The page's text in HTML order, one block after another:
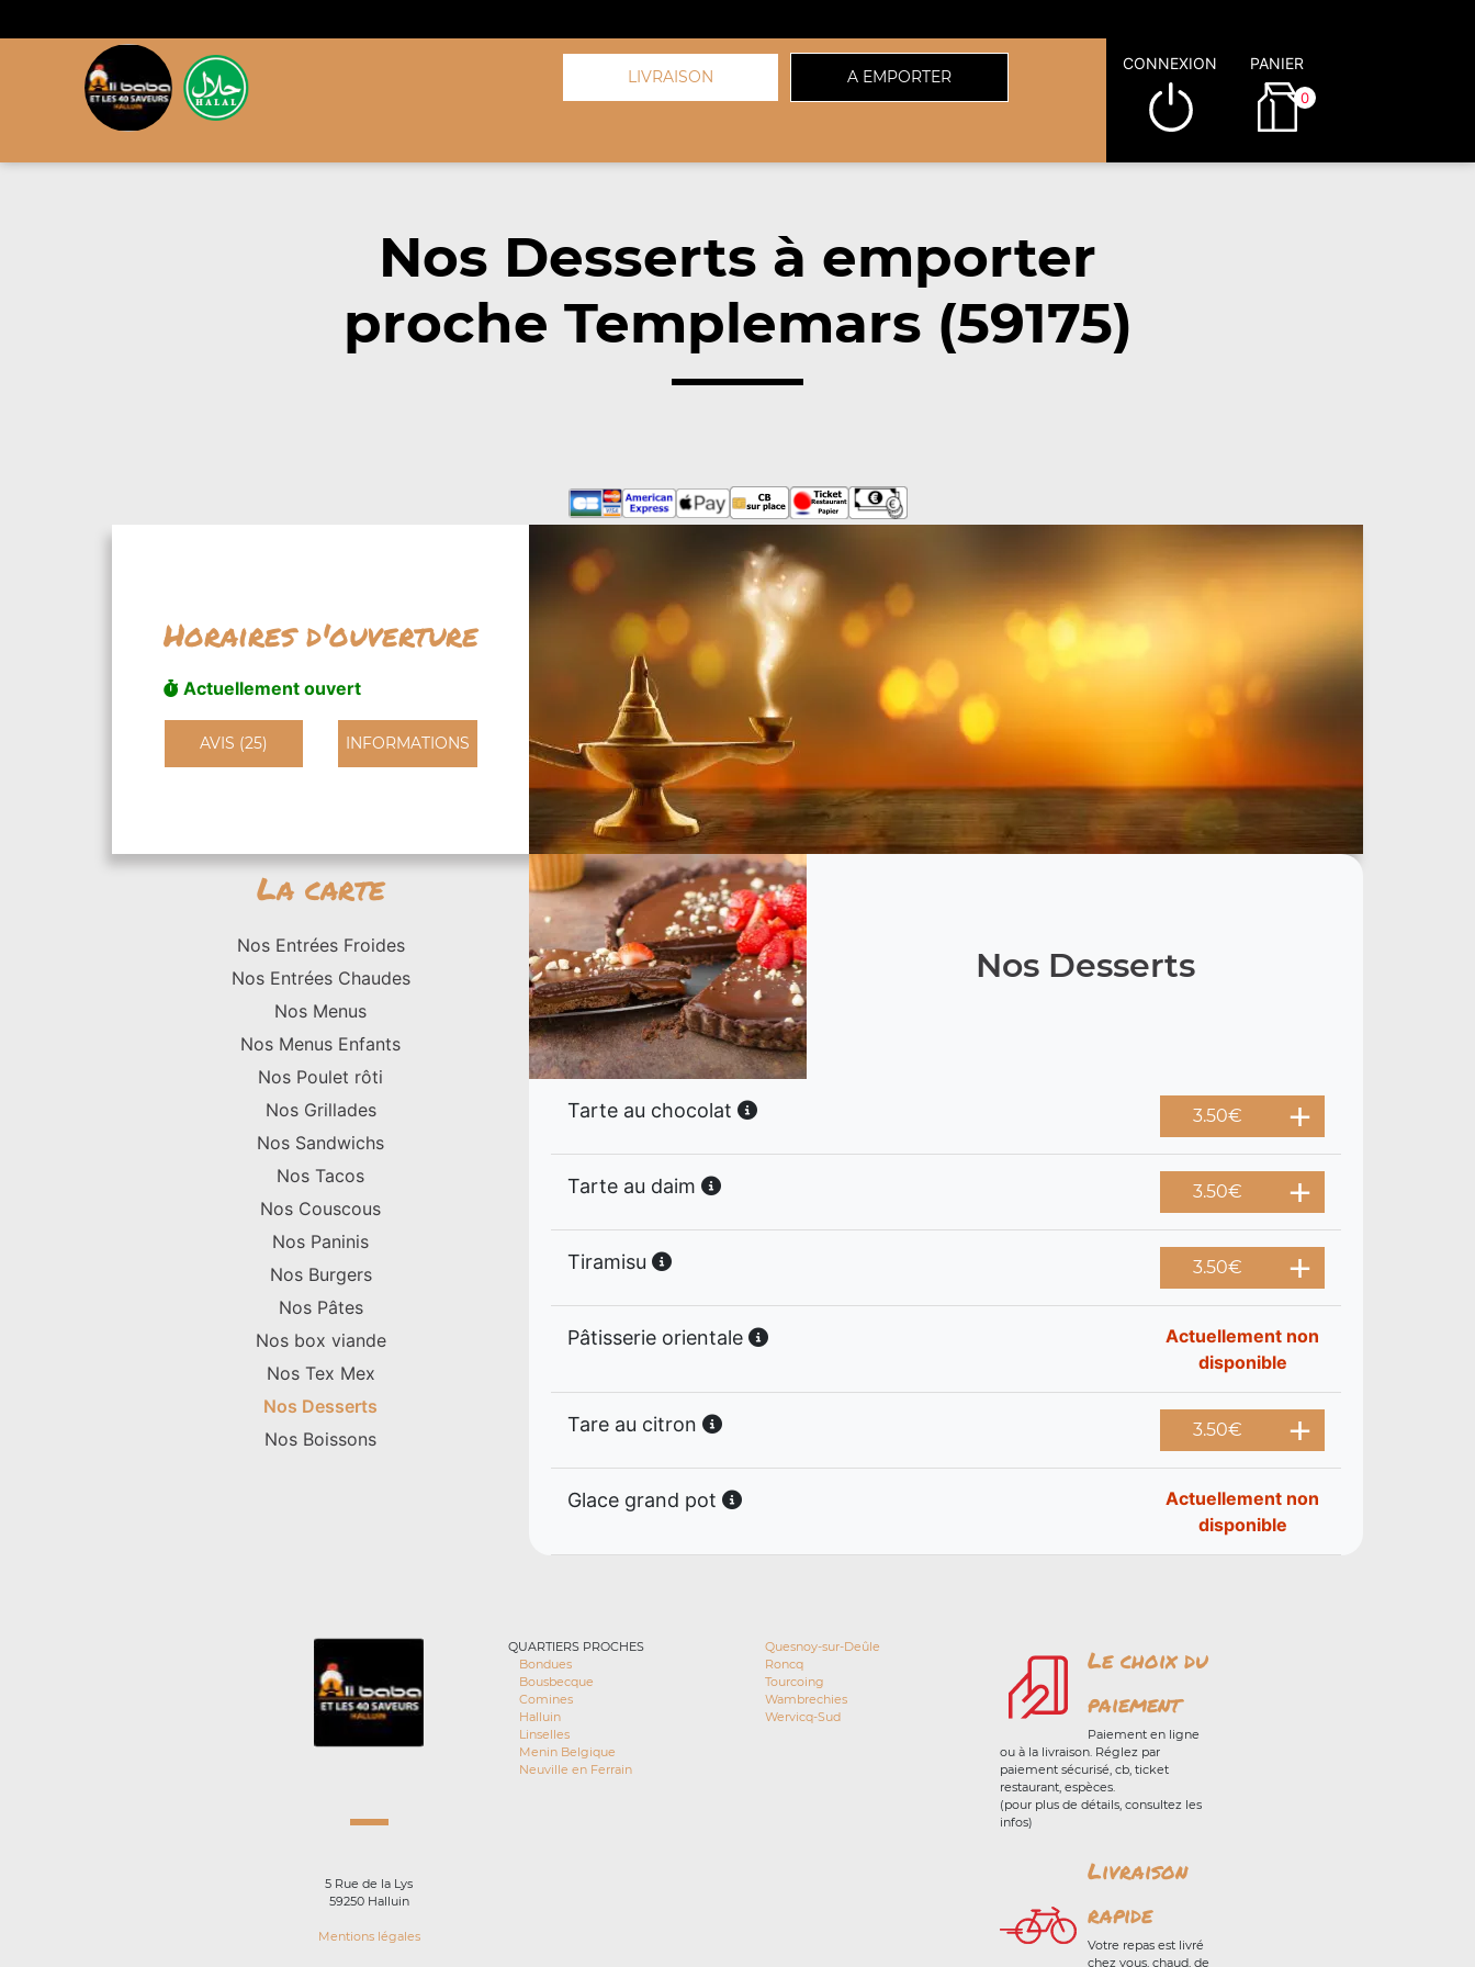
LIVRAISON A EMPORTER
CONNEXION PANIER
0
Nos Desserts à emporter
proche Templemars (59175)
Horaires d'ouverture
Actuellement ouvert
AVIS (25) INFORMATIONS
La carte
Nos Entrées Froides
Nos Entrées Chaudes
Nos Menus
Nos Menus Enfants
Nos Poulet rôti
Nos Grillades
Nos Sandwichs
Nos Tacos
Nos Couscous
Nos Paninis
Nos Burgers
Nos Pâtes
Nos box viande
Nos Tex Mex
Nos Desserts
Nos Boissons
Nos Desserts
Tarte au chocolat 3.50€
Tarte au daim 3.50€
Tiramisu 3.50€
Pâtisserie orientale
Actuellement non
disponible
Tare au citron 3.50€
Glace grand pot
Actuellement non
disponible
5 Rue de la Lys
59250 Halluin
Mentions légales
QUARTIERS PROCHES
Bondues
Bousbecque
Comines
Halluin
Linselles
Menin Belgique
Neuville en Ferrain
Quesnoy-sur-Deûle
Roncq
Tourcoing
Wambrechies
Wervicq-Sud
Le choix du
paiement
Paiement en ligne
ou à la livraison. Réglez par
paiement sécurisé, cb, ticket
restaurant, espèces.
(pour plus de détails, consultez les
infos)
Livraison
rapide
Votre repas est livré
chez vous, chaud, de